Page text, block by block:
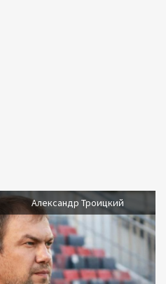
Александр Троицкий